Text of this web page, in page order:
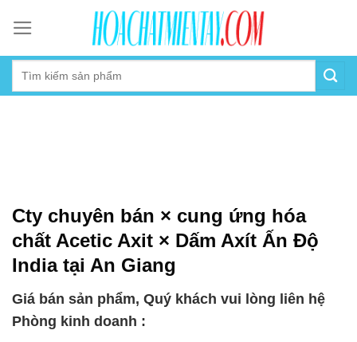
content
Cty chuyên bán × cung ứng hóa
chất Acetic Axit × Dấm Axít Ấn Độ
India tại An Giang
Giá bán sản phẩm, Quý khách vui lòng liên hệ
Phòng kinh doanh :